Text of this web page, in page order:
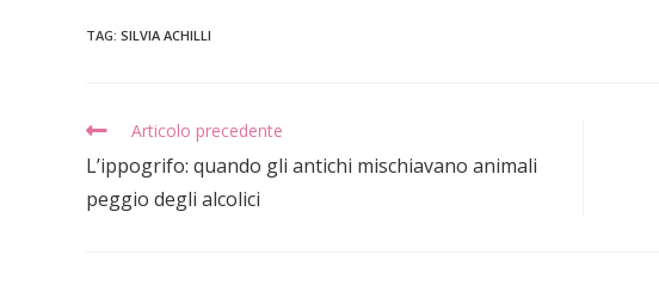
TAG: SILVIA ACHILLI
Articolo precedente
L’ippogrifo: quando gli antichi mischiavano animali
peggio degli alcolici